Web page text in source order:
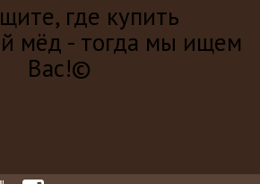
где купить
мёд - тогда мы ищем
Вас!©